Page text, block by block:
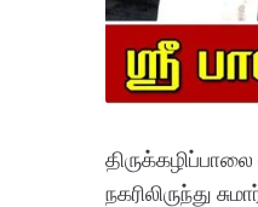
நகரிலிருந்து